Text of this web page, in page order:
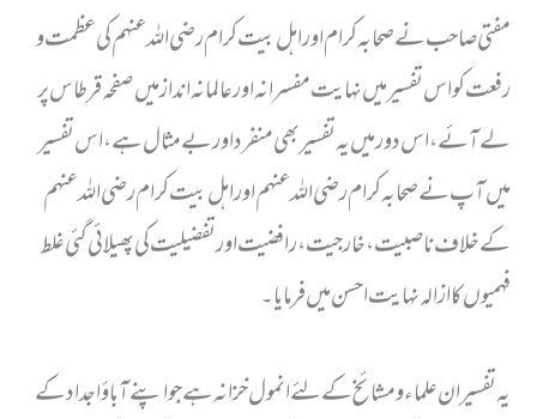
مفتی صاحب نے صحابہ کرام اور اہل بیت کرام رضی اللہ عنہم کی عظمت و
رفعت کو اس تفسیر میں نہایت مفسرانہ اور عالمانہ انداز میں صفحہ قرطاس پر
لے آئے، اس دور میں یہ تفسیر بھی منفرد اور بے مثال ہے، اس تفسیر
میں آپ نے صحابہ کرام رضی اللہ عنہم اور اہل بیت کرام رضی اللہ عنہم
کے خلاف ناصبیت، خارجیت، رافضیت اور تفضیلیت کی پھیلائی گئی غلط
فہمیوں کا ازالہ نہایت احسن میں فرمایا۔
یہ تفسیر ان علماء و مشائخ کے لئے انمول خزانہ ہے جو اپنے آباؤ اجداد کے